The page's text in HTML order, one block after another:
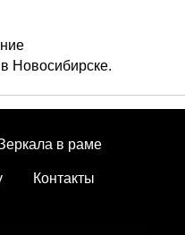
в Новосибирске.
в раме
Контакты